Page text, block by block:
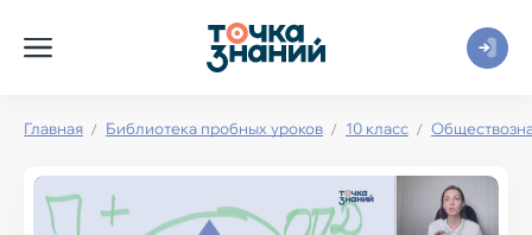
Главная Библиотека пробных уроков 10 класс